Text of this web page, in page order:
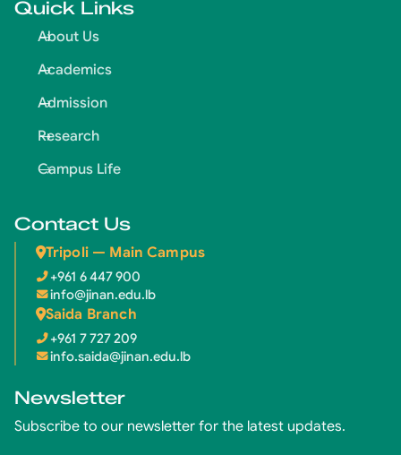
Quick Links
About Us
Academics
Admission
Research
Campus Life
Contact Us
Tripoli — Main Campus
+961 6 447 900
info@jinan.edu.lb
Saida Branch
+961 7 727 209
info.saida@jinan.edu.lb
Newsletter
Subscribe to our newsletter for the latest updates.